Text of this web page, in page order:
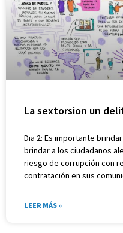
La sextorsion un
Dia 2: Es importante
brindar a los ciudadanos
riesgo de corrupción con
contratación en sus
LEER MÁS »